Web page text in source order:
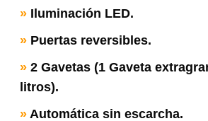
» Iluminación LED.
» Puertas reversibles.
» 2 Gavetas (1 Gaveta
litros).
» Automática sin escarcha.